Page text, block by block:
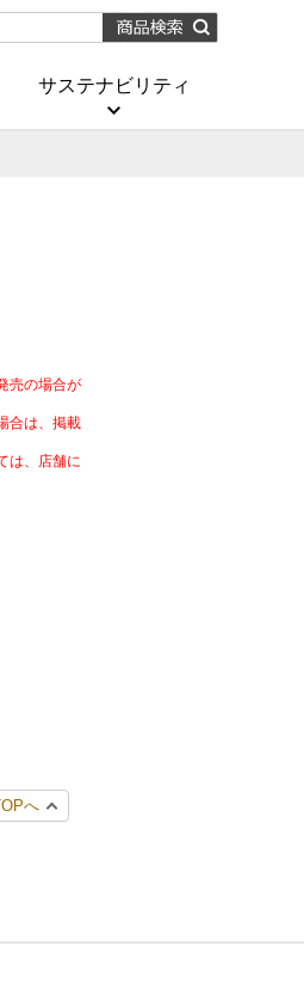
サステナビリティ
売の場合が
合は、掲載
は、店舗に
へ